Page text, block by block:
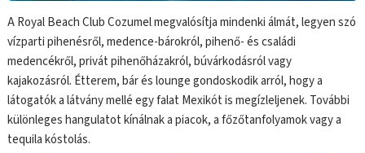
A Royal Beach Club Cozumel megvalósítja mindenki álmát, legyen szó
vízparti pihenésről, medence-bárokról, pihenő- és családi
medencékről, privát pihenőházakról, búvárkodásról vagy
kajakozásról. Étterem, bár és lounge gondoskodik arról, hogy a
látogatók a látvány mellé egy falat Mexikót is megízleljenek. További
különleges hangulatot kínálnak a piacok, a főzőtanfolyamok vagy a
tequila kóstolás.